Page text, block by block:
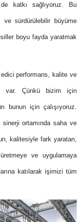
de katkı sağlıyoruz. Bu
ve sürdürülebilir büyüme
boyu fayda yaratmak
performans, kalite ve
var. Çünkü bizim için
bunun için çalışıyoruz.
ortamında saha ve
kalitesiyle fark yaratan,
ve uygulamaya
katılarak işimizi tüm